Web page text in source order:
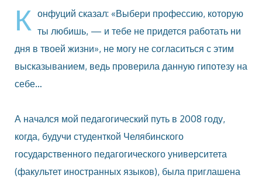
К онфуций сказал: «Выбери профессию, которую
ты любишь, — и тебе не придется работать ни
дня в твоей жизни», не могу не согласиться с этим
высказыванием, ведь проверила данную гипотезу на
себе…
А начался мой педагогический путь в 2008 году,
когда, будучи студенткой Челябинского
государственного педагогического университета
(факультет иностранных языков), была приглашена